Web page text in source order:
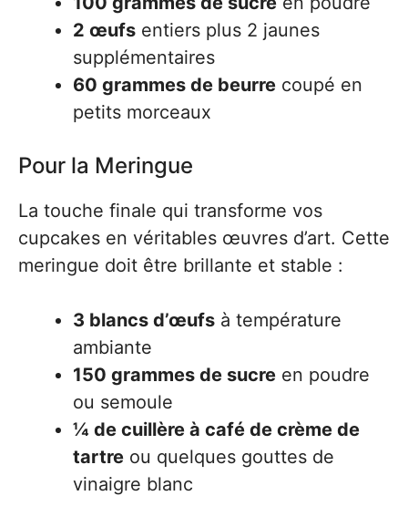
2 œufs entiers plus 2 jaunes
supplémentaires
60 grammes de beurre coupé en
petits morceaux
Pour la Meringue
La touche finale qui transforme vos
cupcakes en véritables œuvres d’art. Cette
meringue doit être brillante et stable :
3 blancs d’œufs à température
ambiante
150 grammes de sucre en poudre
ou semoule
¼ de cuillère à café de crème de
tartre ou quelques gouttes de
vinaigre blanc